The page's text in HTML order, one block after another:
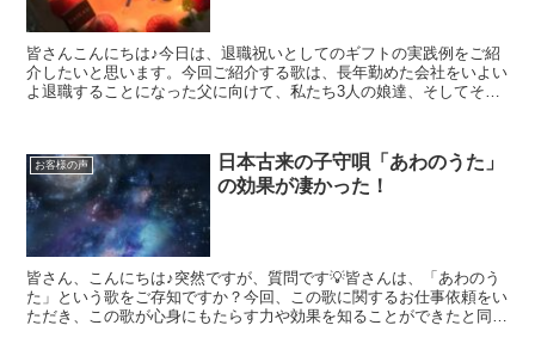
皆さんこんにちは♪今日は、退職祝いとしてのギフトの実践例をご紹
介したいと思います。今回ご紹介する歌は、長年勤めた会社をいよい
よ退職することになった父に向けて、私たち3人の娘達、そしてそれ
お客様の声
日本古来の子守唄「あわのうた」
の効果が凄かった！
皆さん、こんにちは♪突然ですが、質問です💡皆さんは、「あわのう
た」という歌をご存知ですか？今回、この歌に関するお仕事依頼をい
ただき、この歌が心身にもたらす力や効果を知ることができたと同時